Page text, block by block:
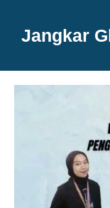
Jangkar